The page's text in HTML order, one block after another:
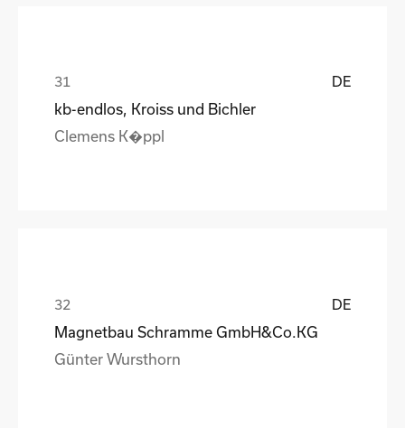
DE
kb-endlos, Kroiss und Bichler
Clemens K�ppl
DE
Magnetbau Schramme GmbH&Co.KG
Günter Wursthorn